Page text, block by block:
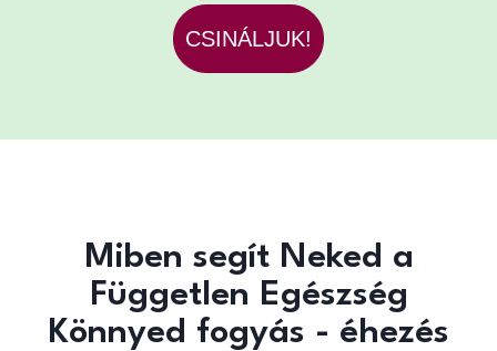
CSINÁLJUK!
Miben segít Neked a
Független Egészség
Könnyed fogyás - éhezés